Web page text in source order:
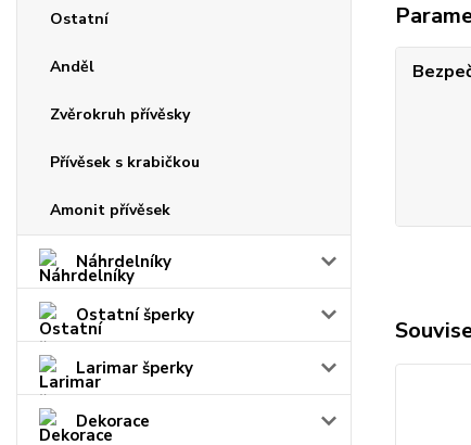
Ostatní
Anděl
Zvěrokruh přívěsky
Přívěsek s krabičkou
Amonit přívěsek
Náhrdelníky
Ostatní šperky
Larimar šperky
Dekorace